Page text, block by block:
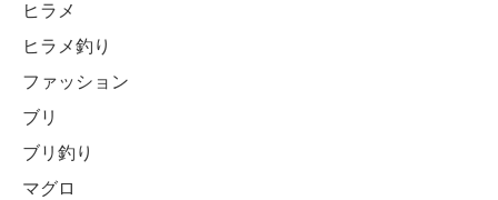
ヒラメ
ヒラメ釣り
ファッション
ブリ
ブリ釣り
マグロ